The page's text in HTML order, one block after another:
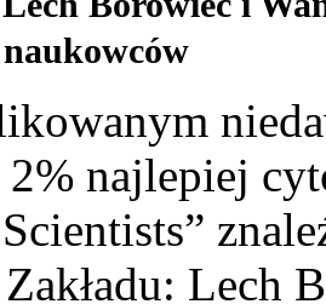
najlepiej
Lech